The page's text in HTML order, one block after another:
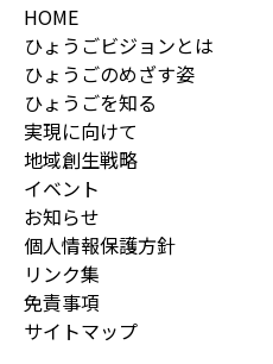
HOME
ひょうごビジョンとは
ひょうごのめざす姿
ひょうごを知る
実現に向けて
地域創生戦略
イベント
お知らせ
個人情報保護方針
リンク集
免責事項
サイトマップ